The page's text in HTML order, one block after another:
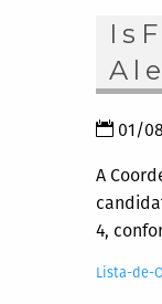
01/
A
4,
Lista-de-